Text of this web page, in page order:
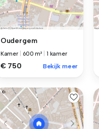
Oudergem
Kamer 600 m² 1 kamer
€ 750 Bekijk meer